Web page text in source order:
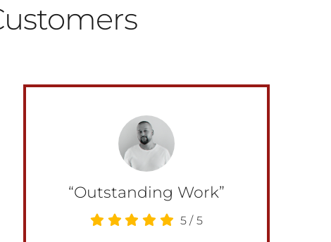
“Outstanding Work”
5/ 5